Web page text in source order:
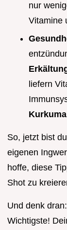
nur
Vitamine
liefern
So, jetzt bist
eigenen
hoffe, diese
Shot zu
Und denk
Wichtigste!